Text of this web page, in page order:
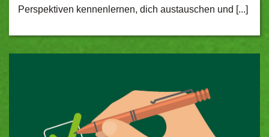
Perspektiven kennenlernen, dich austauschen und [...]